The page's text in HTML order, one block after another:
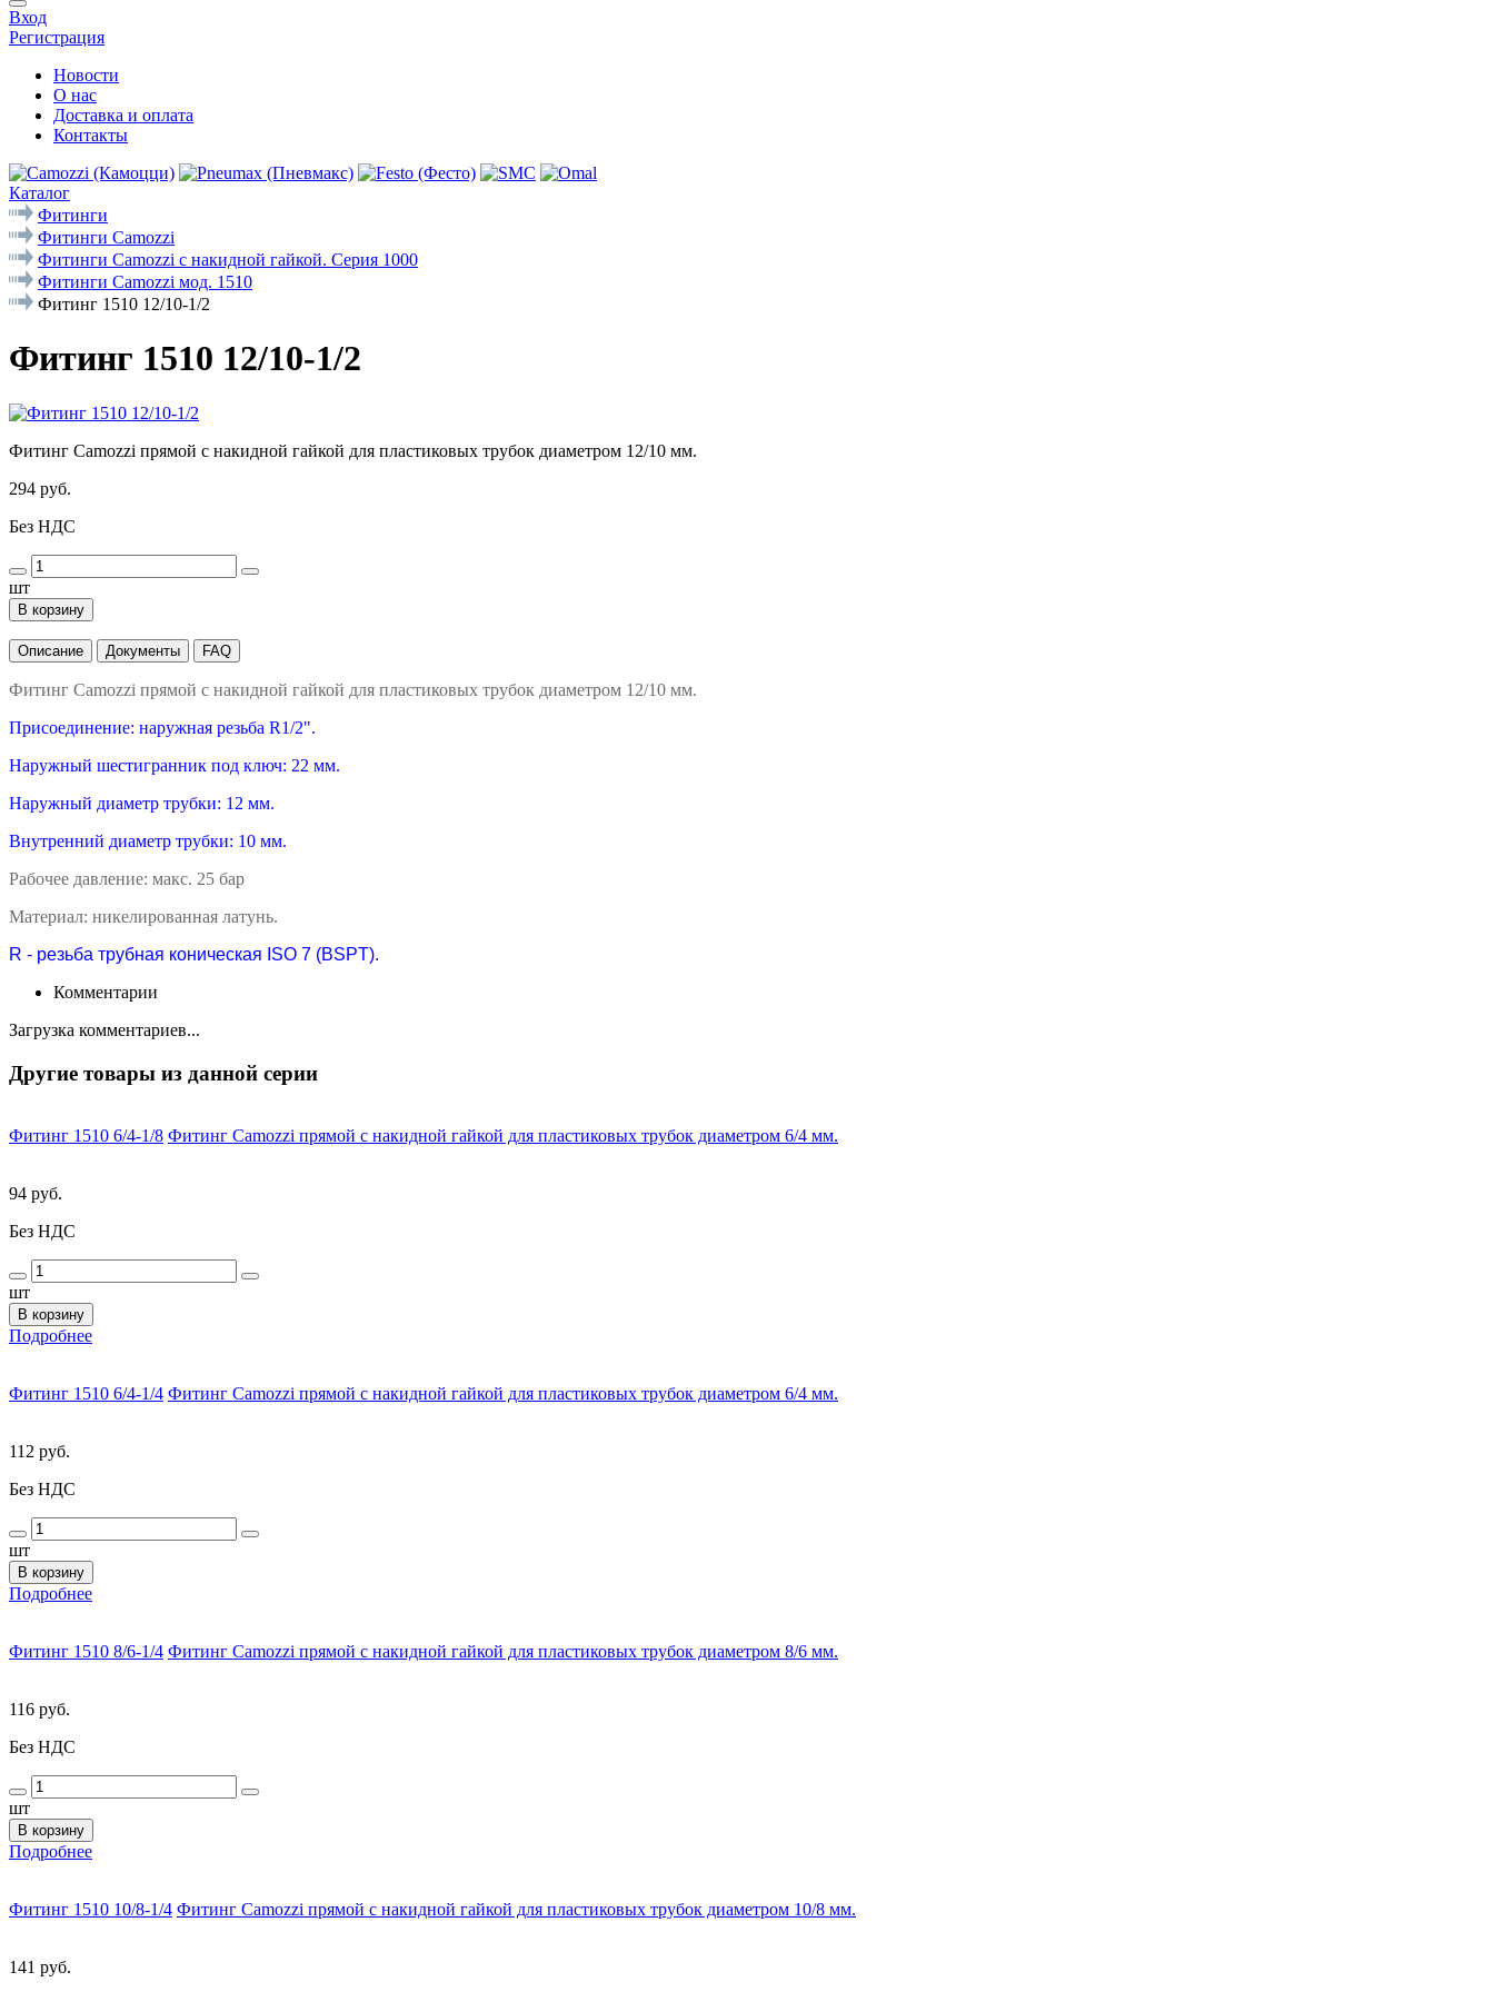
Вход
Регистрация
Новости
О нас
Доставка и оплата
Контакты
Каталог
Фитинги
Фитинги Camozzi
Фитинги Camozzi с накидной гайкой. Серия 1000
Фитинги Camozzi мод. 1510
Фитинг 1510 12/10-1/2
Фитинг 1510 12/10-1/2
Фитинг Camozzi прямой с накидной гайкой для пластиковых трубок диаметром 12/10 мм.
294 руб.
Без НДС
шт
В корзину
Описание Документы FAQ
Фитинг Camozzi прямой с накидной гайкой для пластиковых трубок диаметром 12/10 мм.
Присоединение: наружная резьба R1/2".
Наружный шестигранник под ключ: 22 мм.
Наружный диаметр трубки: 12 мм.
Внутренний диаметр трубки: 10 мм.
Рабочее давление: макс. 25 бар
Материал: никелированная латунь.
R - резьба трубная коническая ISO 7 (BSPT).
Комментарии
Загрузка комментариев...
Другие товары из данной серии
Фитинг 1510 6/4-1/8 Фитинг Camozzi прямой с накидной гайкой для пластиковых трубок диаметром 6/4 мм.
94 руб.
Без НДС
шт
В корзину
Подробнее
Фитинг 1510 6/4-1/4 Фитинг Camozzi прямой с накидной гайкой для пластиковых трубок диаметром 6/4 мм.
112 руб.
Без НДС
шт
В корзину
Подробнее
Фитинг 1510 8/6-1/4 Фитинг Camozzi прямой с накидной гайкой для пластиковых трубок диаметром 8/6 мм.
116 руб.
Без НДС
шт
В корзину
Подробнее
Фитинг 1510 10/8-1/4 Фитинг Camozzi прямой с накидной гайкой для пластиковых трубок диаметром 10/8 мм.
141 руб.